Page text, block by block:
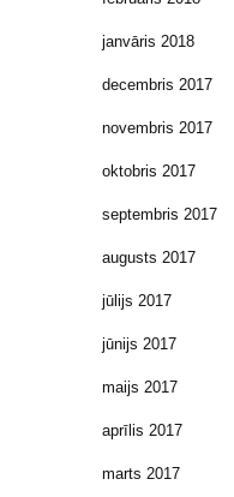
janvāris 2018
decembris 2017
novembris 2017
oktobris 2017
septembris 2017
augusts 2017
jūlijs 2017
jūnijs 2017
maijs 2017
aprīlis 2017
marts 2017